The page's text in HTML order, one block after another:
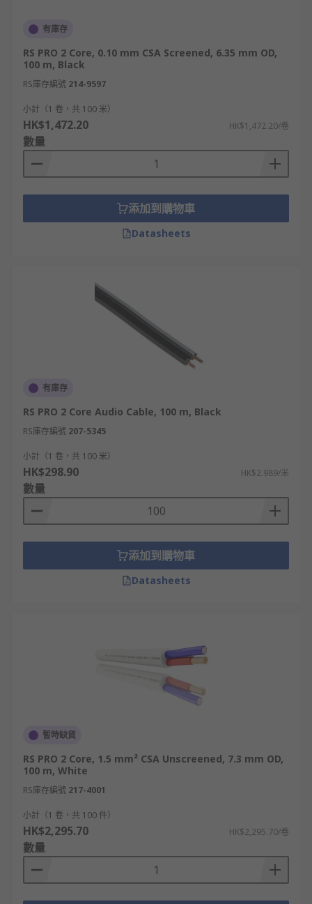
有庫存
RS PRO 2 Core, 0.10 mm CSA Screened, 6.35 mm OD,
100 m, Black
RS庫存編號 214-9597
小計（1 卷，共 100 米）
HK$1,472.20 HK$1,472.20/卷
數量
添加到購物車
Datasheets
有庫存
RS PRO 2 Core Audio Cable, 100 m, Black
RS庫存編號 207-5345
小計（1 卷，共 100 米）
HK$298.90 HK$2.989/米
數量
添加到購物車
Datasheets
暫時缺貨
RS PRO 2 Core, 1.5 mm² CSA Unscreened, 7.3 mm OD,
100 m, White
RS庫存編號 217-4001
小計（1 卷，共 100 件）
HK$2,295.70 HK$2,295.70/卷
數量